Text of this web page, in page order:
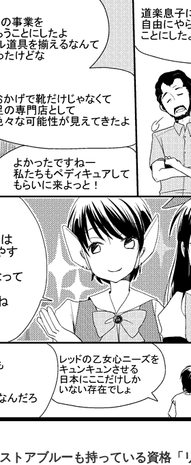
トアブルーも持っている資格「